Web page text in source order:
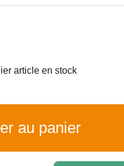
article en stock
au panier